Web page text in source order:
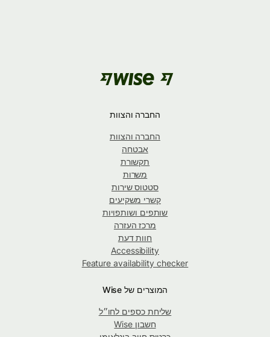
החברה והצוות
החברה והצוות
אבטחה
תקשורת
משרות
סטטוס שירות
קשרי משקיעים
שותפים ושותפויות
מרכז העזרה
חוות דעת
Accessibility
Feature availability checker
המוצרים של Wise
שליחת כספים לחו״ל
חשבון Wise